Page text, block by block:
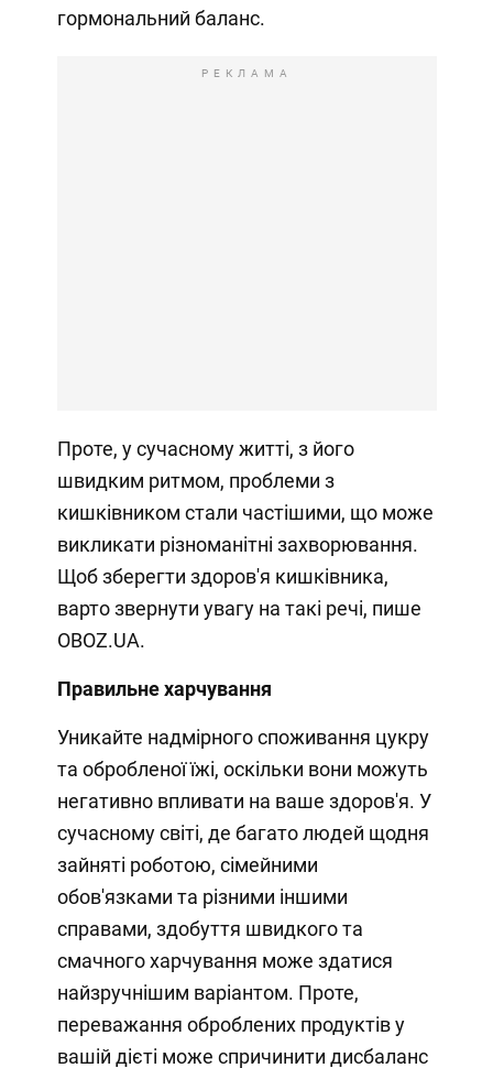
гормональний баланс.
РЕКЛАМА
Проте, у сучасному житті, з його
швидким ритмом, проблеми з
кишківником стали частішими, що може
викликати різноманітні захворювання.
Щоб зберегти здоров'я кишківника,
варто звернути увагу на такі речі, пише
OBOZ.UA.
Правильне харчування
Уникайте надмірного споживання цукру
та обробленої їжі, оскільки вони можуть
негативно впливати на ваше здоров'я. У
сучасному світі, де багато людей щодня
зайняті роботою, сімейними
обов'язками та різними іншими
справами, здобуття швидкого та
смачного харчування може здатися
найзручнішим варіантом. Проте,
переважання оброблених продуктів у
вашій дієті може спричинити дисбаланс